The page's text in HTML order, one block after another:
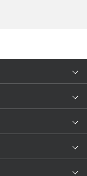
nana cool